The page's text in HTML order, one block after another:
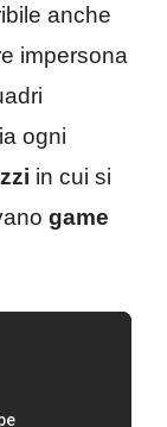
anche
impersona
ogni
in cui si
game